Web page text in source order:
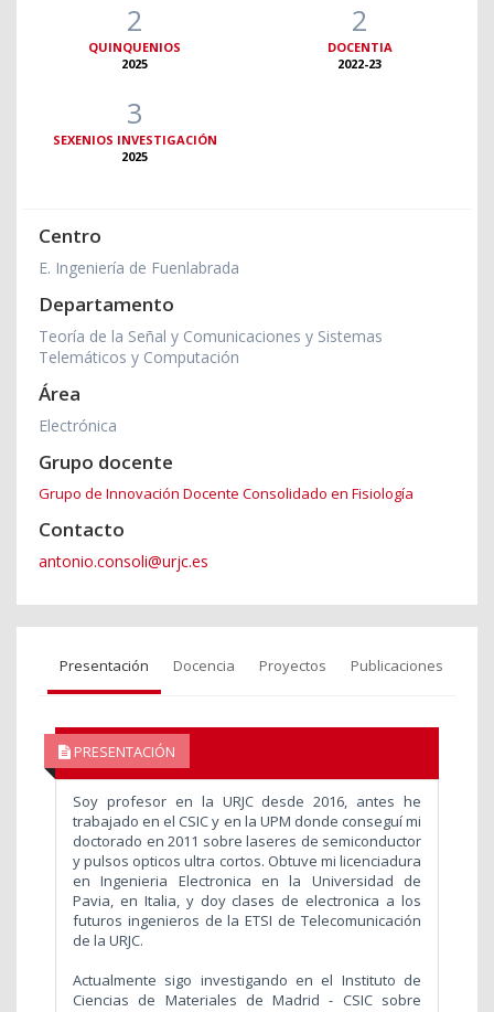
2
QUINQUENIOS
2025
2
DOCENTIA
2022-23
3
SEXENIOS INVESTIGACIÓN
2025
Centro
E. Ingeniería de Fuenlabrada
Departamento
Teoría de la Señal y Comunicaciones y Sistemas
Telemáticos y Computación
Área
Electrónica
Grupo docente
Grupo de Innovación Docente Consolidado en Fisiología
Contacto
antonio.consoli@urjc.es
Presentación Docencia Proyectos Publicaciones
PRESENTACIÓN
Soy profesor en la URJC desde 2016, antes he
trabajado en el CSIC y en la UPM donde conseguí mi
doctorado en 2011 sobre laseres de semiconductor
y pulsos opticos ultra cortos. Obtuve mi licenciadura
en Ingenieria Electronica en la Universidad de
Pavia, en Italia, y doy clases de electronica a los
futuros ingenieros de la ETSI de Telecomunicación
de la URJC.
Actualmente sigo investigando en el Instituto de
Ciencias de Materiales de Madrid - CSIC sobre